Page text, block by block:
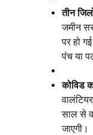
तीन
जमीन
पर हो
पंच या
कोविड
साल से
जाएगी।